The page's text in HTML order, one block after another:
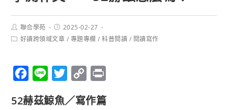
聯合學苑
2025-02-27
好讀跨領域文章 / 專題專欄 / 科普閱讀 / 閱讀寫作
c
n
i
p
52赫茲鯨魚／寫作篇